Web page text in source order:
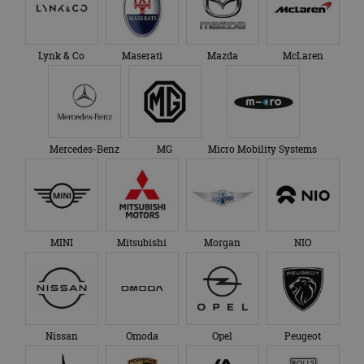
Lynk & Co Maserati Mazda McLaren
Mercedes-Benz MG Micro Mobility Systems
MINI Mitsubishi Morgan NIO
Nissan Omoda Opel Peugeot